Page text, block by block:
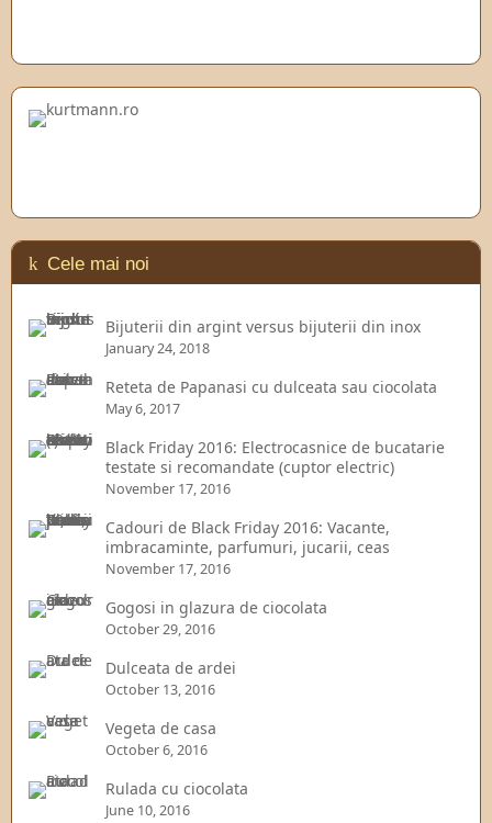
Cele mai noi
Bijuterii din argint versus bijuterii din inox
January 24, 2018
Reteta de Papanasi cu dulceata sau ciocolata
May 6, 2017
Black Friday 2016: Electrocasnice de bucatarie
testate si recomandate (cuptor electric)
November 17, 2016
Cadouri de Black Friday 2016: Vacante,
imbracaminte, parfumuri, jucarii, ceas
November 17, 2016
Gogosi in glazura de ciocolata
October 29, 2016
Dulceata de ardei
October 13, 2016
Vegeta de casa
October 6, 2016
Rulada cu ciocolata
June 10, 2016